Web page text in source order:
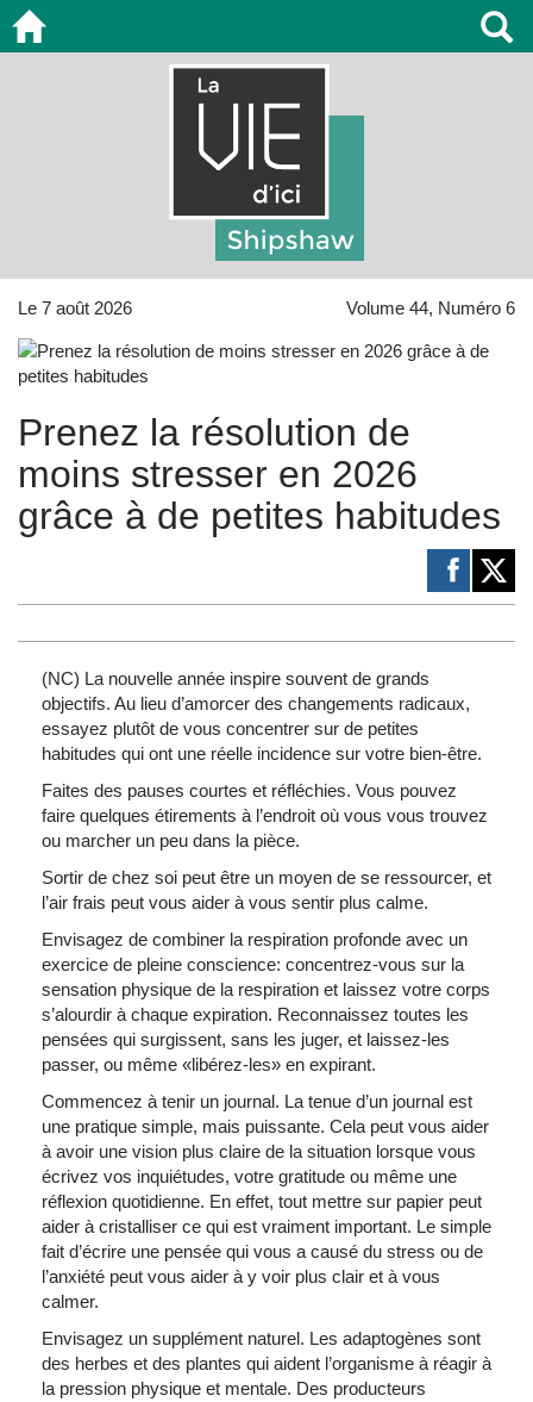
Le 7 août 2026 Volume 44, Numéro 6
Prenez la résolution de
moins stresser en 2026
grâce à de petites habitudes
(NC) La nouvelle année inspire souvent de grands
objectifs. Au lieu d’amorcer des changements radicaux,
essayez plutôt de vous concentrer sur de petites
habitudes qui ont une réelle incidence sur votre bien-être.
Faites des pauses courtes et réfléchies. Vous pouvez
faire quelques étirements à l’endroit où vous vous trouvez
ou marcher un peu dans la pièce.
Sortir de chez soi peut être un moyen de se ressourcer, et
l’air frais peut vous aider à vous sentir plus calme.
Envisagez de combiner la respiration profonde avec un
exercice de pleine conscience: concentrez-vous sur la
sensation physique de la respiration et laissez votre corps
s’alourdir à chaque expiration. Reconnaissez toutes les
pensées qui surgissent, sans les juger, et laissez-les
passer, ou même «libérez-les» en expirant.
Commencez à tenir un journal. La tenue d’un journal est
une pratique simple, mais puissante. Cela peut vous aider
à avoir une vision plus claire de la situation lorsque vous
écrivez vos inquiétudes, votre gratitude ou même une
réflexion quotidienne. En effet, tout mettre sur papier peut
aider à cristalliser ce qui est vraiment important. Le simple
fait d’écrire une pensée qui vous a causé du stress ou de
l’anxiété peut vous aider à y voir plus clair et à vous
calmer.
Envisagez un supplément naturel. Les adaptogènes sont
des herbes et des plantes qui aident l’organisme à réagir à
la pression physique et mentale. Des producteurs